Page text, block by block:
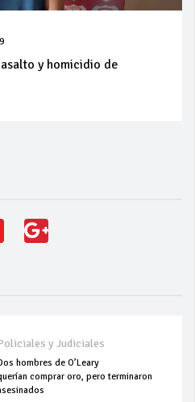
y homicidio de
y Judiciales
hombres de O’Leary
comprar oro, pero terminaron